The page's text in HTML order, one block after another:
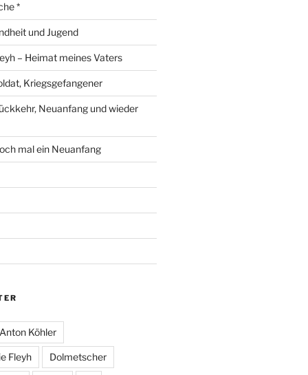
*
und Jugend
– Heimat meines Vaters
Kriegsgefangener
Neuanfang und wieder
mal ein Neuanfang
Köhler
Fleyh Dolmetscher